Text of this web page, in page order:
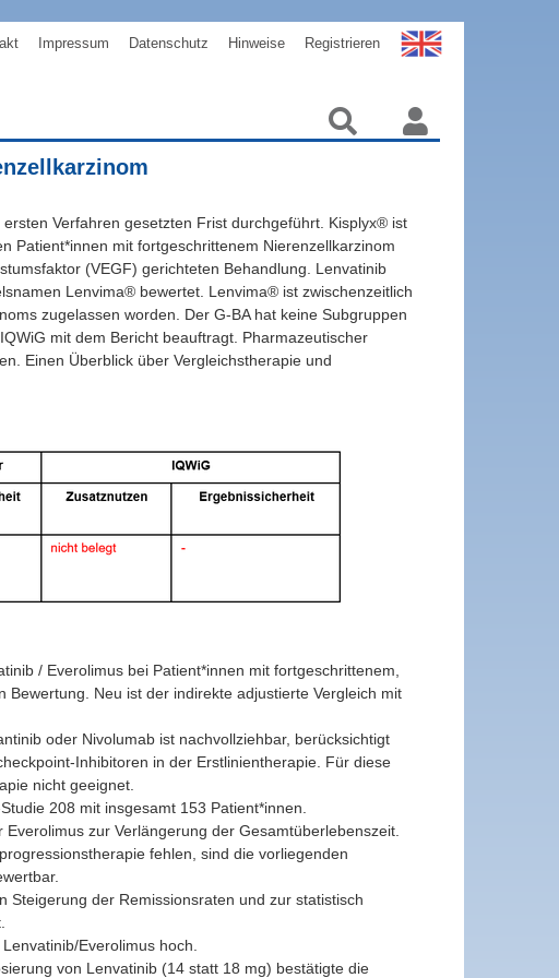
Impressum Datenschutz Hinweise Registrieren
Verfahren gesetzten Frist durchgeführt. Kisplyx® ist
Patient*innen mit fortgeschrittenem Nierenzellkarzinom
(VEGF) gerichteten Behandlung. Lenvatinib
Lenvima® bewertet. Lenvima® ist zwischenzeitlich
zugelassen worden. Der G-BA hat keine Subgruppen
mit dem Bericht beauftragt. Pharmazeutischer
Einen Überblick über Vergleichstherapie und
/ Everolimus bei Patient*innen mit fortgeschrittenem,
Neu ist der indirekte adjustierte Vergleich mit
oder Nivolumab ist nachvollziehbar, berücksichtigt
Inhibitoren in der Erstlinientherapie. Für diese
nicht geeignet.
208 mit insgesamt 153 Patient*innen.
zur Verlängerung der Gesamtüberlebenszeit.
fehlen, sind die vorliegenden
Steigerung der Remissionsraten und zur statistisch
Everolimus hoch.
von Lenvatinib (14 statt 18 mg) bestätigte die